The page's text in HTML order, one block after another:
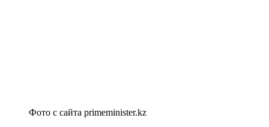
Фото с сайта primeminister.kz